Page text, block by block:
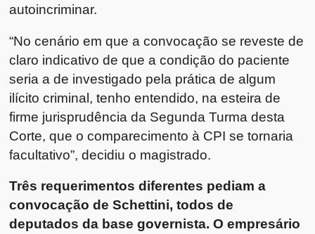
autoincriminar.
“No cenário em que a convocação se reveste de
claro indicativo de que a condição do paciente
seria a de investigado pela prática de algum
ilícito criminal, tenho entendido, na esteira de
firme jurisprudência da Segunda Turma desta
Corte, que o comparecimento à CPI se tornaria
facultativo”, decidiu o magistrado.
Três requerimentos diferentes pediam a
convocação de Schettini, todos de
deputados da base governista. O empresário